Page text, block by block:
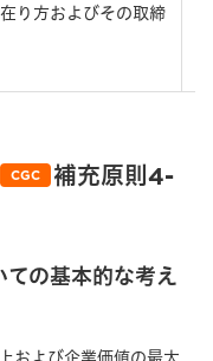
り方およびその取締
CGC
補充原則4-
ての基本的な考え